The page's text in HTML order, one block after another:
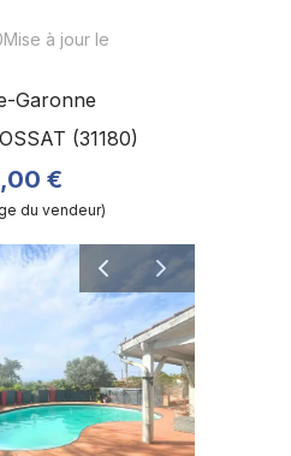
Mise à jour le
Garonne
(31180)
€
du vendeur)